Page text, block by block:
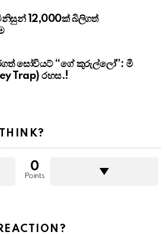
12,000ක් බිලිගත්
සෝවියට් “ගේ කුරුල්ලෝ”: මී
Trap) රහස.!
0
Points